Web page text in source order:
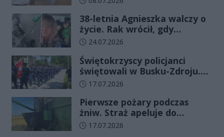
38-letnia Agnieszka walczy o
życie. Rak wrócił, gdy
wydawało się, że najgorsze
Data dodania artykułu:
24.07.2026
Świętokrzyscy policjanci
świętowali w Busku-Zdroju.
Czterdziestu nowych
ślubowanie
Data dodania artykułu:
17.07.2026
Pierwsze pożary podczas
żniw. Straż apeluje do
rolników o ostrożność
Data dodania artykułu:
17.07.2026